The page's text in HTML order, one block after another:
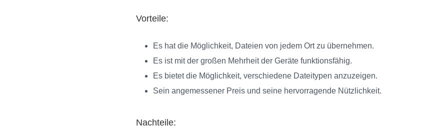
Vorteile:
Es hat die Möglichkeit, Dateien von jedem Ort zu übernehmen.
Es ist mit der großen Mehrheit der Geräte funktionsfähig.
Es bietet die Möglichkeit, verschiedene Dateitypen anzuzeigen.
Sein angemessener Preis und seine hervorragende Nützlichkeit.
Nachteile: